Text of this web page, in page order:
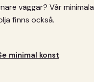
väggar? Vår minimala
finns också.
minimal konst